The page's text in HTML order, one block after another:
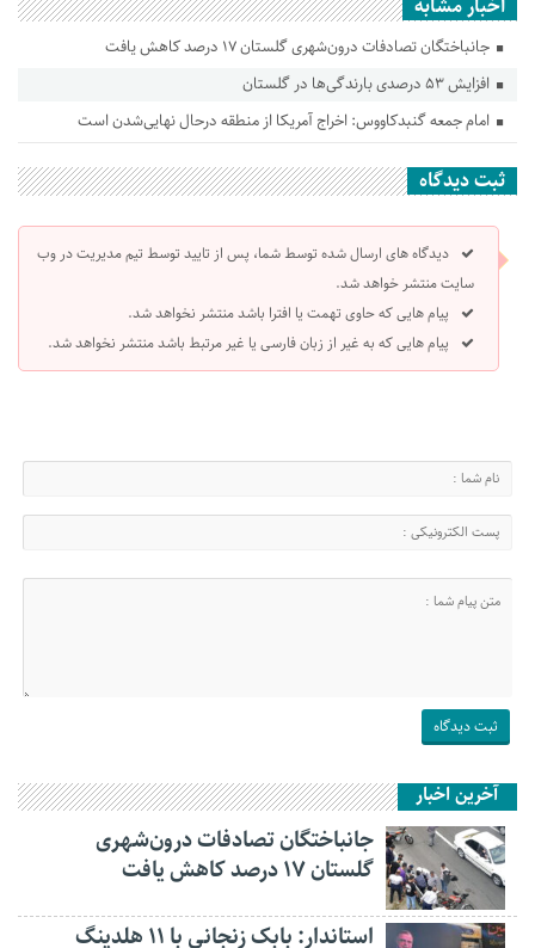
اخبار مشابه
جانباختگان تصادفات درون‌شهری گلستان ۱۷ درصد کاهش یافت
افزایش ۵۳ درصدی بارندگی‌ها در گلستان
امام جمعه گنبدکاووس: اخراج آمریکا از منطقه درحال نهایی‌شدن است
ثبت دیدگاه
دیدگاه های ارسال شده توسط شما، پس از تایید توسط تیم مدیریت در وب
سایت منتشر خواهد شد.
پیام هایی که حاوی تهمت یا افترا باشد منتشر نخواهد شد.
پیام هایی که به غیر از زبان فارسی یا غیر مرتبط باشد منتشر نخواهد شد.
آخرین اخبار
جانباختگان تصادفات درون‌شهری
گلستان ۱۷ درصد کاهش یافت
استاندار: بابک زنجانی با ۱۱ هلدینگ